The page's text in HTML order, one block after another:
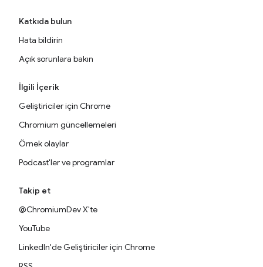
Katkıda bulun
Hata bildirin
Açık sorunlara bakın
İlgili İçerik
Geliştiriciler için Chrome
Chromium güncellemeleri
Örnek olaylar
Podcast'ler ve programlar
Takip et
@ChromiumDev X'te
YouTube
LinkedIn'de Geliştiriciler için Chrome